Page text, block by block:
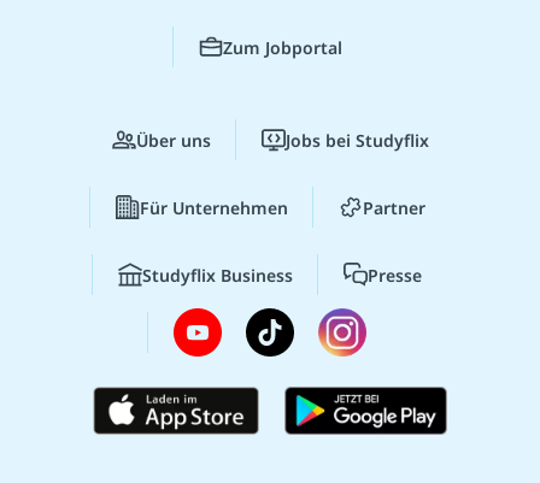
Zum Jobportal
Über uns Jobs bei Studyflix
Für Unternehmen Partner
Studyflix Business Presse